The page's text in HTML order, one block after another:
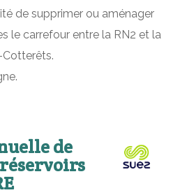
de supprimer ou aménager
le carrefour entre la RN2 et la
Cotterêts.
de